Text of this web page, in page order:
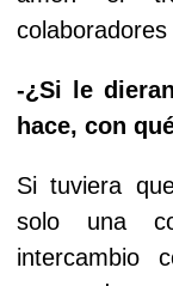
colaboradores
-¿Si le
hace, con
Si tuviera
solo una
intercambio